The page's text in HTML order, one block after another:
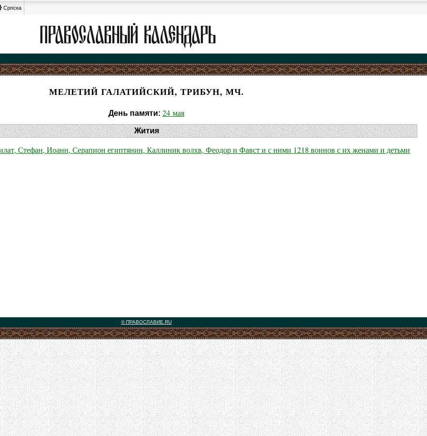
Српска
МЕЛЕТИЙ ГАЛАТИЙСКИЙ, ТРИБУН, МЧ.
День памяти: 24 мая
Жития
Стефан, Иоанн, Серапион египтянин, Каллиник волхв, Феодор и Фавст и с ними 1218 воинов с их женами и детьми
© ПРАВОСЛАВИЕ.RU